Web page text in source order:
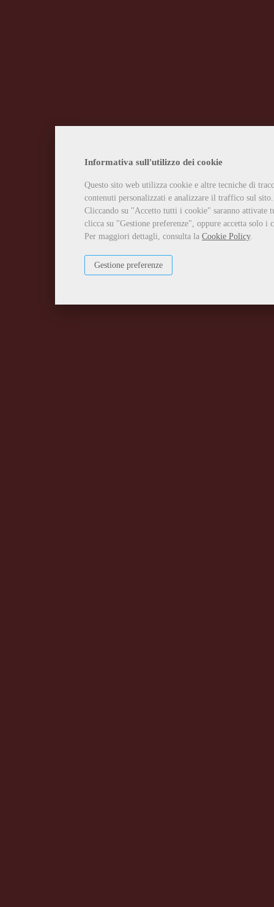
Informativa sull'utilizzo dei cookie
Questo sito web utilizza cookie e altre tecniche di
contenuti personalizzati e analizzare il traffico sul sito.
Cliccando su "Accetto tutti i cookie" saranno attivate
clicca su "Gestione preferenze", oppure accetta solo
Per maggiori dettagli, consulta la Cookie Policy.
Gestione preferenze